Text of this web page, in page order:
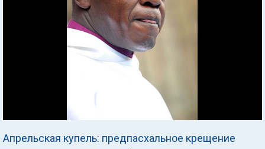
Апрельская купель: предпасхальное крещение